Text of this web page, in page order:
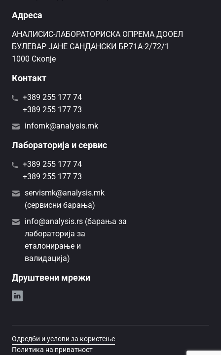
Адреса
AНАЛИСИС-ЛАБОРАТОРИСКА ОПРЕМА ДООЕЛ
БУЛЕВАР ЈАНЕ САНДАНСКИ БР.71А-2/72/1
1000 Скопје
Контакт
+389 255 177 74
+389 255 177 73
infomk@analysis.mk
Лабораторија и сервис
+389 255 177 74
+389 255 177 73
servismk@analysis.mk
(сервисни барања)
info@analysis.rs (барања за
лабораторија за
еталонирање и
валидација)
Друштвени мрежи
Одредби и услови за користење
Политика на приватност